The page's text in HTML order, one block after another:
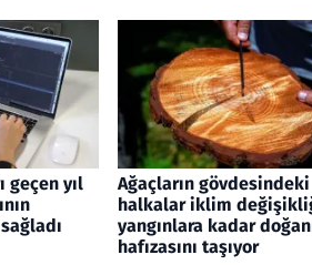
geçen yıl
Ağaçların gövdesindeki
halkalar iklim
yangınlara kadar
hafızasını taşıyor